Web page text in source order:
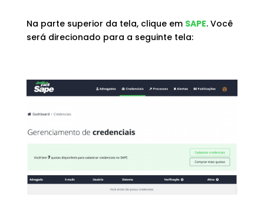
Na parte superior da tela, clique em SAPE. Você
será direcionado para a seguinte tela: